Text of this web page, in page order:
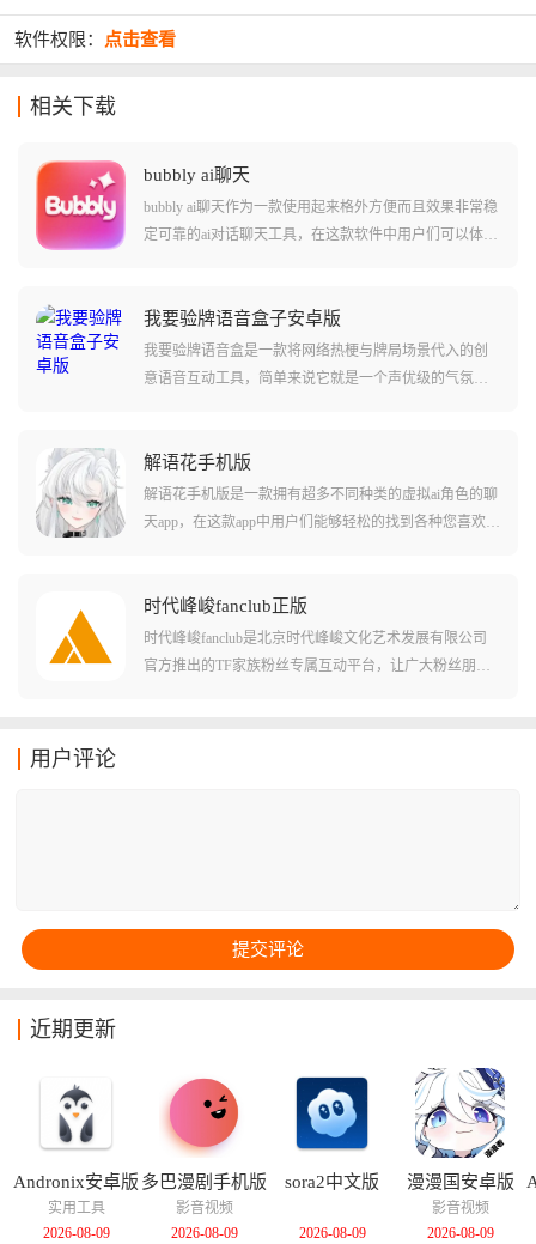
软件权限： 点击查看
相关下载
bubbly ai聊天
bubbly ai聊天作为一款使用起来格外方便而且效果非常稳
定可靠的ai对话聊天工具，在这款软件中用户们可以体验
他ai聊天app上和角色的对话记录和角色卡等设定。让您
从不同软件之间迁移没有任何难度！软件中还可以让用
户们体验到许多不同的对话内容，感受和角色的深度互
我要验牌语音盒子安卓版
我要验牌语音盒是一款将网络热梗与牌局场景代入的创
意语音互动工具，简单来说它就是一个声优级的气氛组
方的底牌，瞬间把紧张的牌局变成喜剧现场，整活效果
直接拉满。
解语花手机版
解语花手机版是一款拥有超多不同种类的虚拟ai角色的聊
天app，在这款app中用户们能够轻松的找到各种您喜欢的
色的每个细节，甚至包括立绘和穿衣风格等这些也是可
以变化的!在软件中用户们还可以套皮为这些虚拟角色，
展开全新的虚拟社交玩法!
时代峰峻fanclub正版
时代峰峻fanclub是北京时代峰峻文化艺术发展有限公司
官方推出的TF家族粉丝专属互动平台，让广大粉丝朋友
用户评论
近期更新
Andronix安卓版
实用工具
2026-08-09
多巴漫剧手机版
影音视频
2026-08-09
sora2中文版
2026-08-09
漫漫国安卓版
影音视频
2026-08-09